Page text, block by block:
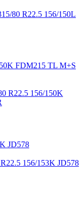
80 R22.5 156/150L
R22.5 156/150K
156/153K JD578